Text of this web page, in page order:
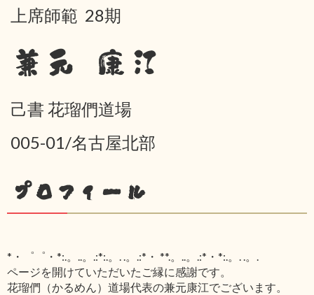
上席師範 28期
兼元 康江
己書 花瑠們道場
005-01/名古屋北部
プロフィール
*・゜゜・*:.。..。.:*:.。. .。.:*・ **.。..。.:*・*:.。. .。.
ページを開けていただいたご縁に感謝です。
花瑠們（かるめん）道場代表の兼元康江でございます。